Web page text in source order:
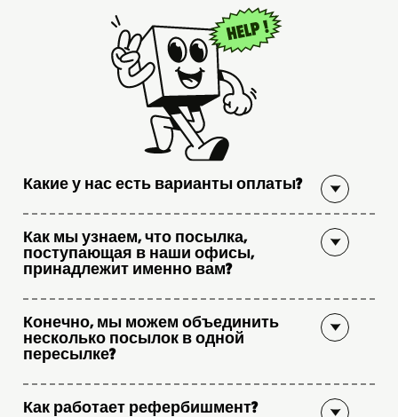
Какие у нас есть варианты оплаты?
Как мы узнаем, что посылка,
поступающая в наши офисы,
принадлежит именно вам?
Конечно, мы можем объединить
несколько посылок в одной
пересылке?
Как работает рефербишмент?